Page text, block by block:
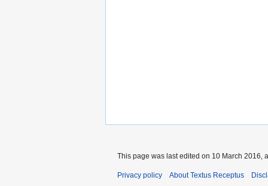
This page was last edited on 10 March 2016,
Privacy policy About Textus Receptus